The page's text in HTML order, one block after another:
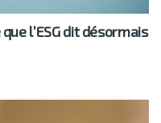
l’ESG dit désormais